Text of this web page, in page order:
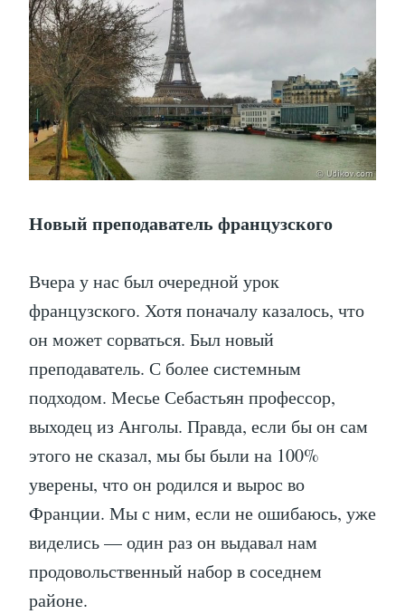
Новый преподаватель французского
Вчера у нас был очередной урок
французского. Хотя поначалу казалось, что
он может сорваться. Был новый
преподаватель. С более системным
подходом. Месье Себастьян профессор,
выходец из Анголы. Правда, если бы он сам
этого не сказал, мы бы были на 100%
уверены, что он родился и вырос во
Франции. Мы с ним, если не ошибаюсь, уже
виделись — один раз он выдавал нам
продовольственный набор в соседнем
районе.